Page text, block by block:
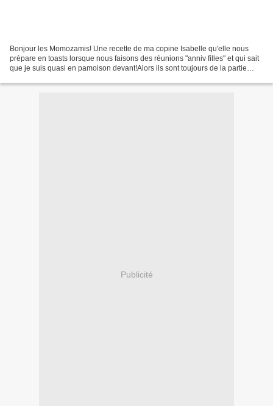
Bonjour les Momozamis! Une recette de ma copine Isabelle qu'elle nous
prépare en toasts lorsque nous faisons des réunions "anniv filles" et qui sait
que je suis quasi en pamoison devant!Alors ils sont toujours de la partie
Publicité